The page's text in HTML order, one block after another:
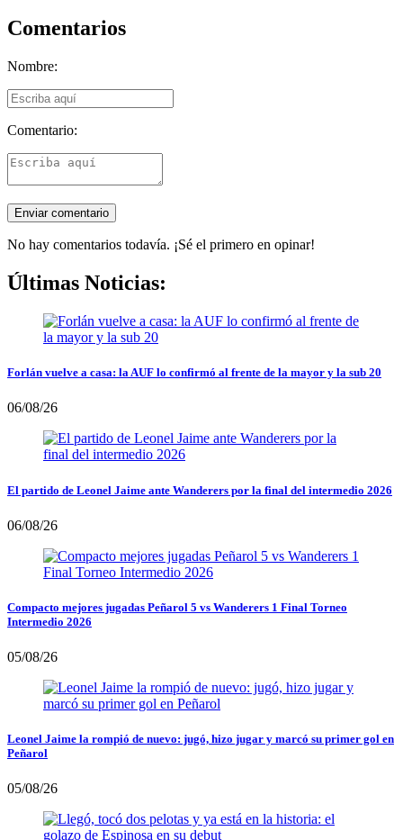
Comentarios
Nombre:
Comentario:
No hay comentarios todavía. ¡Sé el primero en opinar!
Últimas Noticias:
Forlán vuelve a casa: la AUF lo confirmó al frente de la mayor y la sub 20
06/08/26
El partido de Leonel Jaime ante Wanderers por la final del intermedio 2026
06/08/26
Compacto mejores jugadas Peñarol 5 vs Wanderers 1 Final Torneo
Intermedio 2026
05/08/26
Leonel Jaime la rompió de nuevo: jugó, hizo jugar y marcó su primer gol en
Peñarol
05/08/26